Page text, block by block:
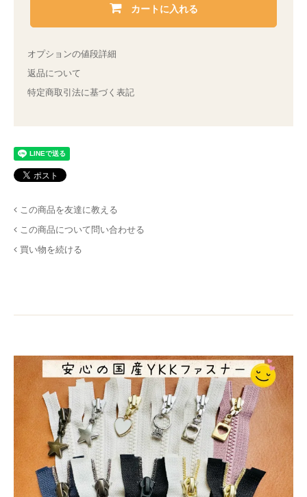
カートに入れる
オプションの値段詳細
返品について
特定商取引法に基づく表記
この商品を友達に教える
この商品について問い合わせる
買い物を続ける